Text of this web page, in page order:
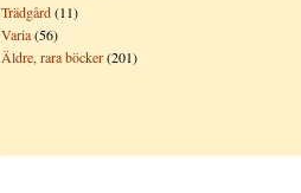
Trädgård(11)
Varia(56)
Äldre, rara böcker(201)